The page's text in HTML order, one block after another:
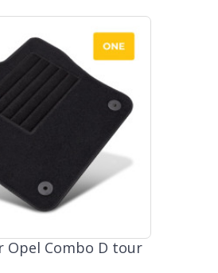
Opel Combo D tour